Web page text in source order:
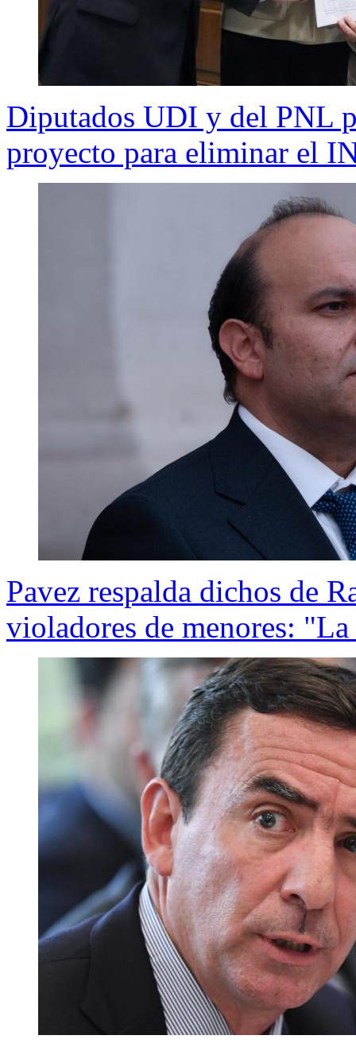
Diputados UDI y del PNL
proyecto para eliminar el
Pavez respalda dichos de
violadores de menores: